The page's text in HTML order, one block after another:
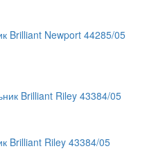
Brilliant Newport 44285/05
Brilliant Riley 43384/05